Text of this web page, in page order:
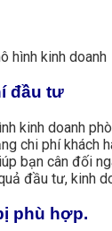
hình kinh doanh
đầu tư
kinh doanh
chi phí khách
bạn cân đối
đầu tư, kinh
phù hợp.